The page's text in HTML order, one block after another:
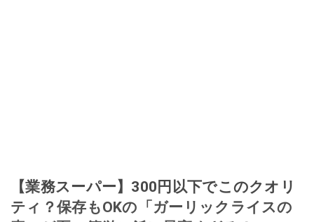
【業務スーパー】300円以下でこのクオリ
ティ？保存もOKの「ガーリックライスの